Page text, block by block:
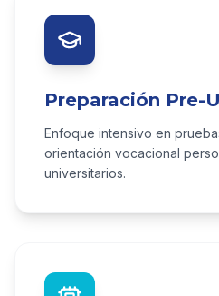
Preparación Pre-
Enfoque intensivo en pruebas
orientación vocacional
universitarios.